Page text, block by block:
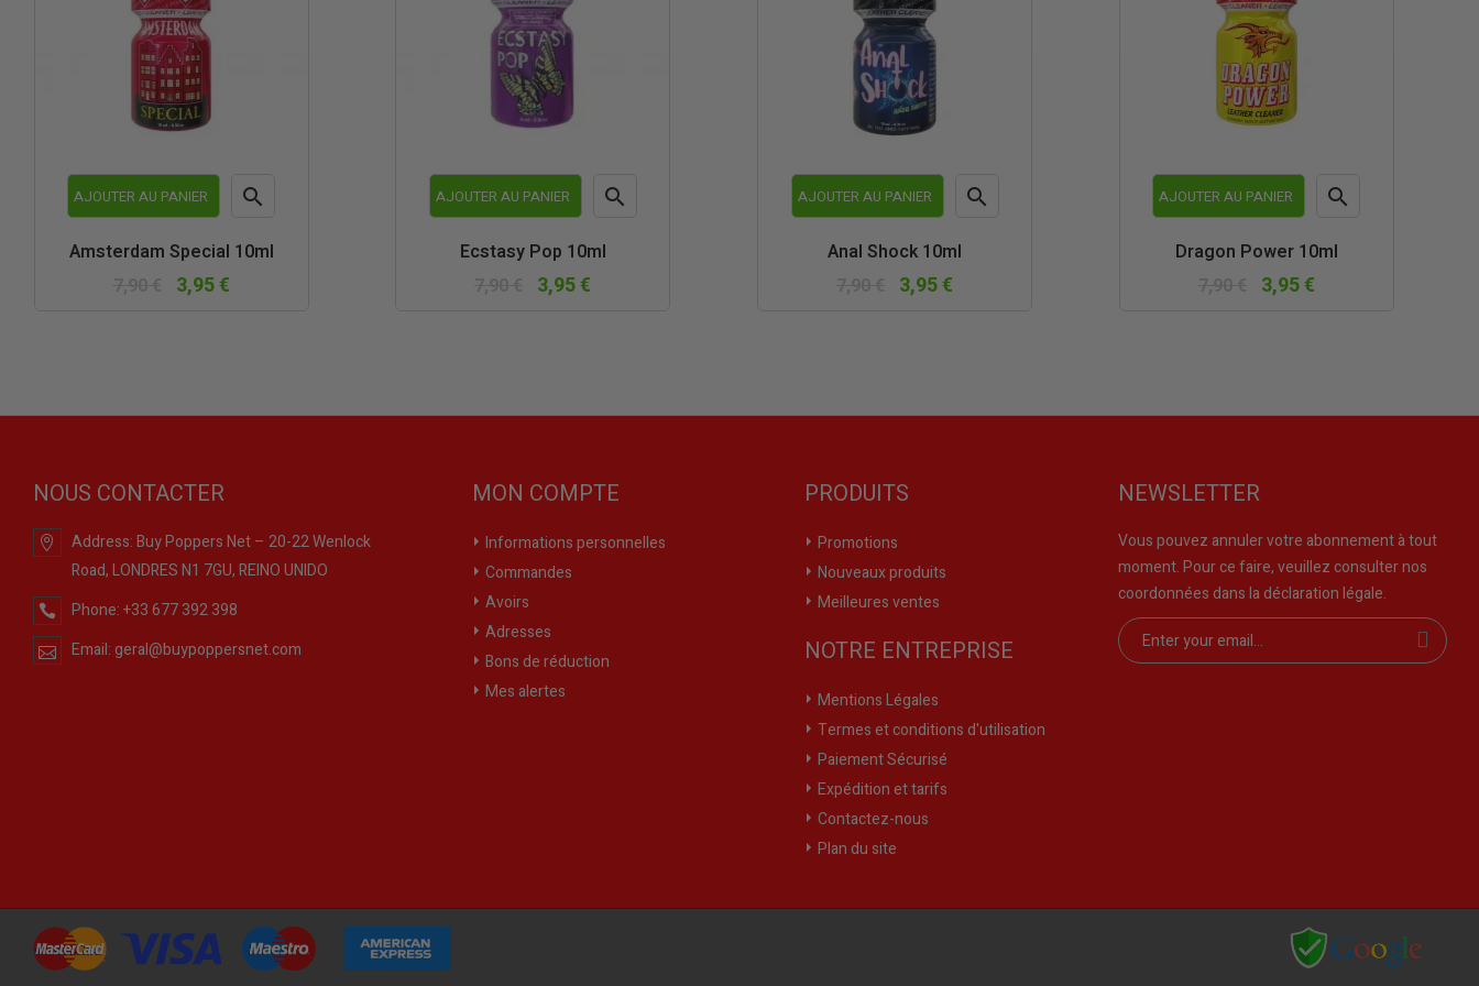
AJOUTER AU PANIER 
Amsterdam Special 10ml
3,95 €
AJOUTER AU PANIER 
Ecstasy Pop 10ml
3,95 €
AJOUTER AU PANIER 
Anal Shock 10ml
3,95 €
AJOUTER AU PANIER 
Dragon Power 10ml
3,95 €
NOUS CONTACTER
Address:Buy Poppers Net – 20-22 Wenlock
Road, LONDRES N1 7GU, REINO UNIDO
Phone:+33 677 392 398
Email: geral@buypoppersnet.com
MON COMPTE
Informations personnelles
Commandes
Avoirs
Adresses
Bons de réduction
Mes alertes
PRODUITS
Promotions
Nouveaux produits
Meilleures ventes
NOTRE ENTREPRISE
Mentions Légales
Termes et conditions d'utilisation
Paiement Sécurisé
Expédition et tarifs
Contactez-nous
Plan du site
NEWSLETTER
Vous pouvez annuler votre abonnement à tout
moment. Pour ce faire, veuillez consulter nos
coordonnées dans la déclaration légale.